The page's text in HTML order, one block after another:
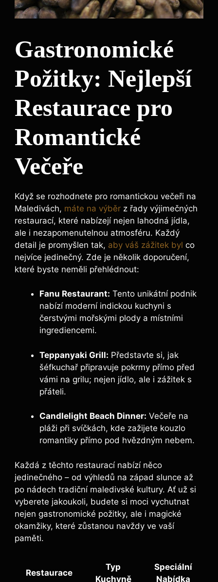
Gastronomické
Požitky: Nejlepší
Restaurace pro
Romantické
Večeře
Když se rozhodnete pro romantickou večeři na
Maledivách, máte na výběr z řady výjimečných
restaurací, které nabízejí nejen lahodná jídla,
ale i nezapomenutelnou atmosféru. Každý
detail je promyšlen tak, aby váš zážitek byl co
nejvíce jedinečný. Zde je několik doporučení,
které byste neměli přehlédnout:
Fanu Restaurant: Tento unikátní podnik
nabízí moderní indickou kuchyni s
čerstvými mořskými plody a místními
ingrediencemi.
Teppanyaki Grill: Představte si, jak
šéfkuchař připravuje pokrmy přímo před
vámi na grilu; nejen jídlo, ale i zážitek s
přáteli.
Candlelight Beach Dinner: Večeře na
pláži při svíčkách, kde zažijete kouzlo
romantiky přímo pod hvězdným nebem.
Každá z těchto restaurací nabízí něco
jedinečného – od výhledů na západ slunce až
po nádech tradiční maledivské kultury. Ať už si
vyberete jakoukoli, budete si moci vychutnat
nejen gastronomické požitky, ale i magické
okamžiky, které zůstanou navždy ve vaší
paměti.
Restaurace
Typ
Kuchyně
Speciální
Nabídka